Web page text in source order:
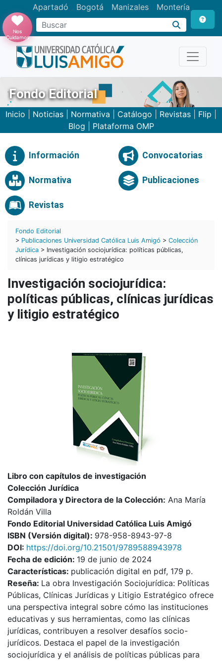
Apartadó Bogotá Manizales Montería
Buscar
Nos
Cuidamos
Fondo Editorial
Inicio Noticias Normativa Catálogo Revistas Flip
Blog
Plataforma OMP
Información Convocatorias
Normativa Publicaciones
Revistas
Fondo Editorial
> Publicaciones Universidad Católica Luis Amigó > Colección
Jurídica > Investigación sociojurídica: políticas públicas,
clínicas jurídicas y litigio estratégico
Investigación sociojurídica:
políticas públicas, clínicas jurídicas
y litigio estratégico
Libro con capítulos de investigación
Colección Jurídica
Compiladora y Directora de la Colección: Ana María
Roldán Villa
Fondo Editorial Universidad Católica Luis Amigó
ISBN (Versión digital): 978-958-8943-97-8
DOI: https://doi.org/10.21501/9789588943978
Fecha de edición: 19 de junio de 2024
Características: publicación digital en pdf, 179 p.
Reseña: La obra Investigación Sociojurídica: Políticas
Públicas, Clínicas Jurídicas y Litigio Estratégico ofrece
una perspectiva integral sobre cómo las instituciones
educativas y sus herramientas, como las clínicas
jurídicas, contribuyen a resolver desafíos socio-
jurídicos. Destaca el papel de la investigación
sociojurídica y el análisis de políticas públicas para